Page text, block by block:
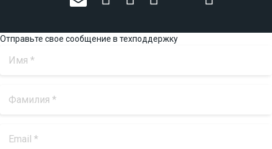
Отправьте свое сообщение в техподдержку